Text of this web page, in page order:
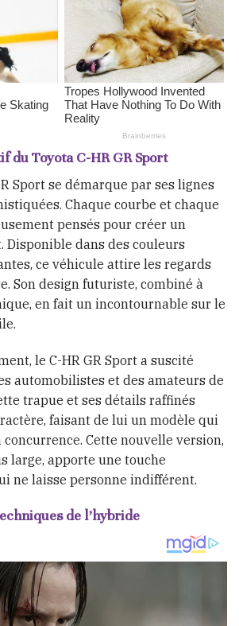
du Toyota C-HR GR Sport
Sport se démarque par ses lignes
Chaque courbe et chaque
pensés pour créer un
Disponible dans des couleurs
ce véhicule attire les regards
Son design futuriste, combiné à
en fait un incontournable sur le
le C-HR GR Sport a suscité
automobilistes et des amateurs de
trapue et ses détails raffinés
faisant de lui un modèle qui
Cette nouvelle version,
large, apporte une touche
ne laisse personne indifférent.
de l’hybride